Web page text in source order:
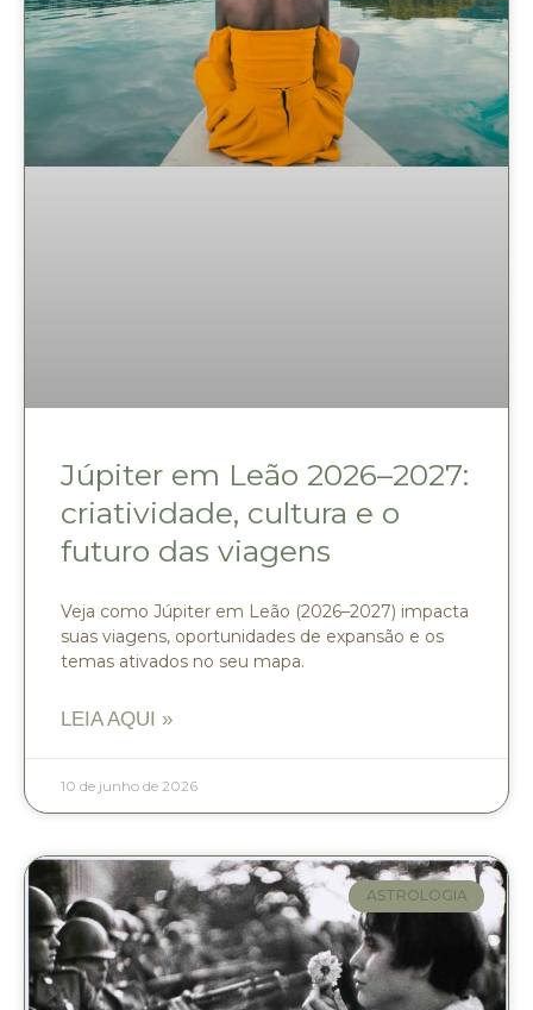
Júpiter em Leão 2026–2027:
criatividade, cultura e o
futuro das viagens
Veja como Júpiter em Leão (2026–2027) impacta
suas viagens, oportunidades de expansão e os
temas ativados no seu mapa.
LEIA AQUI »
10 de junho de 2026
ASTROLOGIA